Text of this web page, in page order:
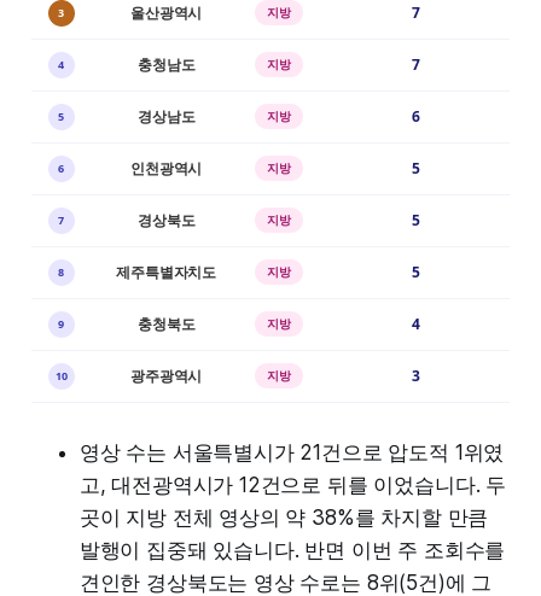
3 울산광역시 지방 7
4 충청남도 지방 7
5 경상남도 지방 6
6 인천광역시 지방 5
7 경상북도 지방 5
8 제주특별자치도 지방 5
9 충청북도 지방 4
10 광주광역시 지방 3
영상 수는 서울특별시가 21건으로 압도적 1위였
고, 대전광역시가 12건으로 뒤를 이었습니다. 두
곳이 지방 전체 영상의 약 38%를 차지할 만큼
발행이 집중돼 있습니다. 반면 이번 주 조회수를
견인한 경상북도는 영상 수로는 8위(5건)에 그